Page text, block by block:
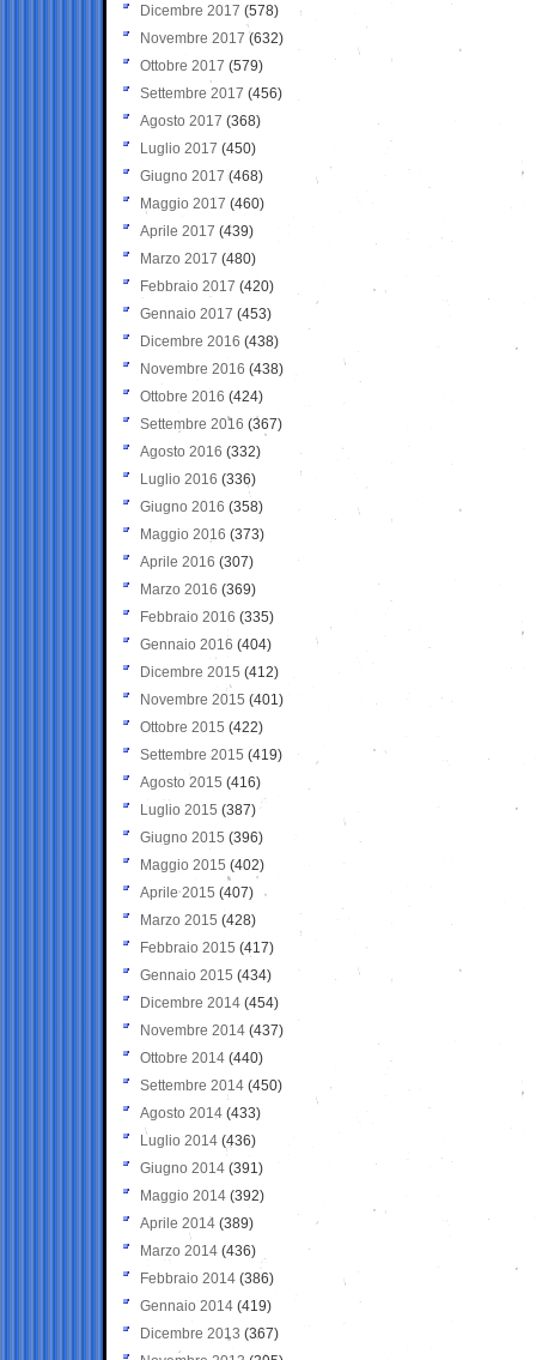
Dicembre 2017 (578)
Novembre 2017 (632)
Ottobre 2017 (579)
Settembre 2017 (456)
Agosto 2017 (368)
Luglio 2017 (450)
Giugno 2017 (468)
Maggio 2017 (460)
Aprile 2017 (439)
Marzo 2017 (480)
Febbraio 2017 (420)
Gennaio 2017 (453)
Dicembre 2016 (438)
Novembre 2016 (438)
Ottobre 2016 (424)
Settembre 2016 (367)
Agosto 2016 (332)
Luglio 2016 (336)
Giugno 2016 (358)
Maggio 2016 (373)
Aprile 2016 (307)
Marzo 2016 (369)
Febbraio 2016 (335)
Gennaio 2016 (404)
Dicembre 2015 (412)
Novembre 2015 (401)
Ottobre 2015 (422)
Settembre 2015 (419)
Agosto 2015 (416)
Luglio 2015 (387)
Giugno 2015 (396)
Maggio 2015 (402)
Aprile 2015 (407)
Marzo 2015 (428)
Febbraio 2015 (417)
Gennaio 2015 (434)
Dicembre 2014 (454)
Novembre 2014 (437)
Ottobre 2014 (440)
Settembre 2014 (450)
Agosto 2014 (433)
Luglio 2014 (436)
Giugno 2014 (391)
Maggio 2014 (392)
Aprile 2014 (389)
Marzo 2014 (436)
Febbraio 2014 (386)
Gennaio 2014 (419)
Dicembre 2013 (367)